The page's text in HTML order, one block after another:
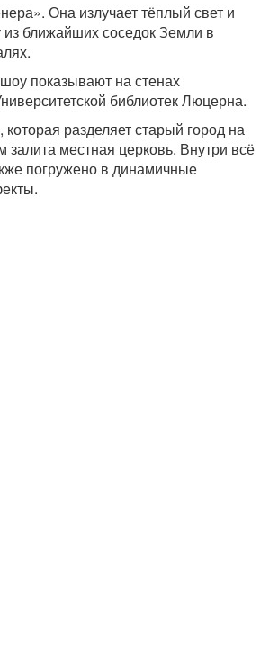
Она излучает тёплый свет и
из ближайших соседок Земли в
показывают на стенах
библиотек Люцерна.
разделяет старый город на
залита местная церковь. Внутри всё
погружено в динамичные